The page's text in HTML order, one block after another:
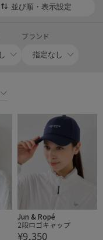
並び順・表示設定
ブランド
Jun & Ropé
2段ロゴキャップ
¥9,350